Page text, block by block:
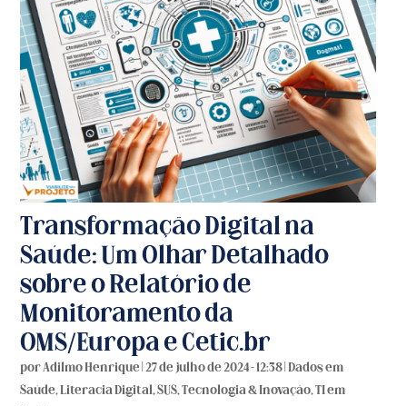
Transformação Digital na
Saúde: Um Olhar Detalhado
sobre o Relatório de
Monitoramento da
OMS/Europa e Cetic.br
porAdilmo Henrique|27 de julho de 2024 - 12:38|Dados em
Saúde,Literacia Digital,SUS,Tecnologia & Inovação,TI em